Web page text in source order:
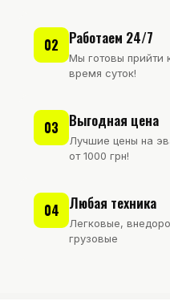
02 Работаем 24/7
Мы готовы
время суток!
03 Выгодная цена
Лучшие цены на
от 1000 грн!
04 Любая техника
Легковые,
грузовые